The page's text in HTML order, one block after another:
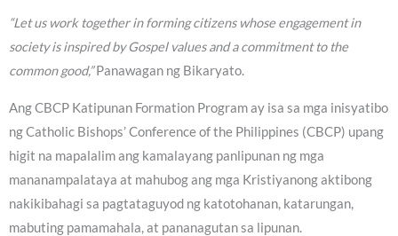
“Let us work together in forming citizens whose engagement in
society is inspired by Gospel values and a commitment to the
common good,”Panawagan ng Bikaryato.
Ang CBCP Katipunan Formation Program ay isa sa mga inisyatibo
ng Catholic Bishops’ Conference of the Philippines (CBCP) upang
higit na mapalalim ang kamalayang panlipunan ng mga
mananampalataya at mahubog ang mga Kristiyanong aktibong
nakikibahagi sa pagtataguyod ng katotohanan, katarungan,
mabuting pamamahala, at pananagutan sa lipunan.